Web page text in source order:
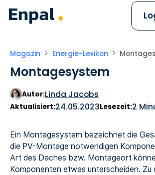
Magazin Energie-Lexikon
Montagesystem
Autor:Linda Jacobs
Aktualisiert:24.05.2023Lesezeit:2
Ein Montagesystem bezeichnet die
die PV-Montage notwendigen
Art des Daches bzw. Montageort
Komponenten etwas unterscheiden. Zu